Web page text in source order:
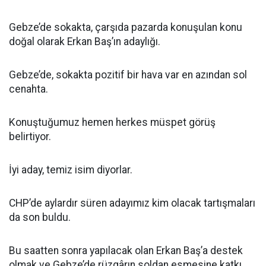
Gebze’de sokakta, çarşıda pazarda konuşulan konu
doğal olarak Erkan Baş’ın adaylığı.
Gebze’de, sokakta pozitif bir hava var en azından sol
cenahta.
Konuştuğumuz hemen herkes müspet görüş
belirtiyor.
İyi aday, temiz isim diyorlar.
CHP’de aylardır süren adayımız kim olacak tartışmaları
da son buldu.
Bu saatten sonra yapılacak olan Erkan Baş’a destek